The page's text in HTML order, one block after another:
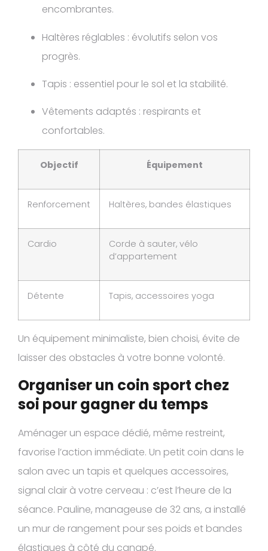
encombrantes.
Haltères réglables : évolutifs selon vos
progrès.
Tapis : essentiel pour le sol et la stabilité.
Vêtements adaptés : respirants et
confortables.
Objectif Équipement
Renforcement Haltères, bandes élastiques
Cardio
Corde à sauter, vélo
d’appartement
Détente Tapis, accessoires yoga
Un équipement minimaliste, bien choisi, évite de
laisser des obstacles à votre bonne volonté.
Organiser un coin sport chez
soi pour gagner du temps
Aménager un espace dédié, même restreint,
favorise l’action immédiate. Un petit coin dans le
salon avec un tapis et quelques accessoires,
signal clair à votre cerveau : c’est l’heure de la
séance. Pauline, manageuse de 32 ans, a installé
un mur de rangement pour ses poids et bandes
élastiques à côté du canapé.